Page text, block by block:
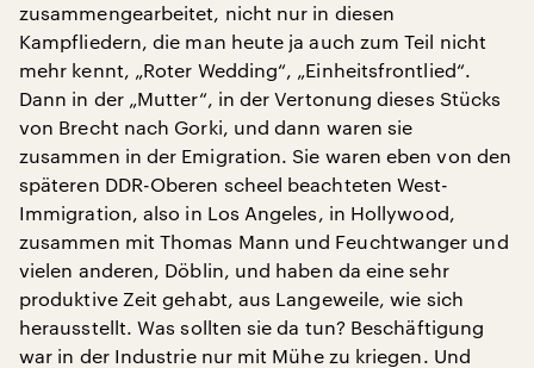
zusammengearbeitet, nicht nur in diesen
Kampfliedern, die man heute ja auch zum Teil nicht
mehr kennt, „Roter Wedding“, „Einheitsfrontlied“.
Dann in der „Mutter“, in der Vertonung dieses Stücks
von Brecht nach Gorki, und dann waren sie
zusammen in der Emigration. Sie waren eben von den
späteren DDR-Oberen scheel beachteten West-
Immigration, also in Los Angeles, in Hollywood,
zusammen mit Thomas Mann und Feuchtwanger und
vielen anderen, Döblin, und haben da eine sehr
produktive Zeit gehabt, aus Langeweile, wie sich
herausstellt. Was sollten sie da tun? Beschäftigung
war in der Industrie nur mit Mühe zu kriegen. Und